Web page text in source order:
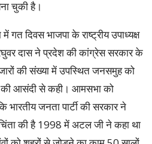
चुकी है।
दिवस भाजपा के राष्ट्रीय उपाध्यक्ष
दास ने प्रदेश की कांग्रेस सरकार के
की संख्या में उपस्थित जनसमुह को
की आसंदी से कही। आमसभा को
भारतीय जनता पार्टी की सरकार ने
चिंता की है 1998 में अटल जी ने कहा था